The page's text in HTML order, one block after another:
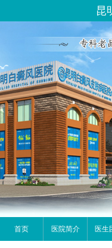
昆
首页 医院简介 医生